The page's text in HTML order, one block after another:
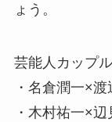
ょう。
芸能人カップル
・名倉潤一×
・木村祐一×辺